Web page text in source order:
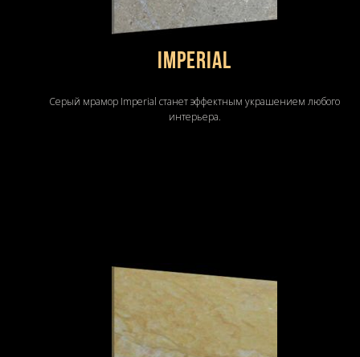
Imperial
Серый мрамор Imperial станет эффектным украшением любого
интерьера.